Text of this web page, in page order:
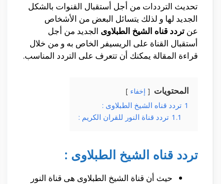
تحديث الترددات من أجل أستقبال القنوات بالشكل
الجديد لها و لذلك يتسائل البعض من الأشخاص
عن تردد قناه الشيخ الطبلاوى الجديد من أجل
أستقبال القناة على الريسيفر الخاص به و من خلال
قراءة المقالة يمكنك أن تتعرف على التردد المناسب.
المحتويات إخفاء
1 تردد قناه الشيخ الطبلاوى :
1.1 تردد قناة النور للقران الكريم :
تردد قناه الشيخ الطبلاوى :
حيث أن قناة الشيخ الطبلاوى هى قناة النور